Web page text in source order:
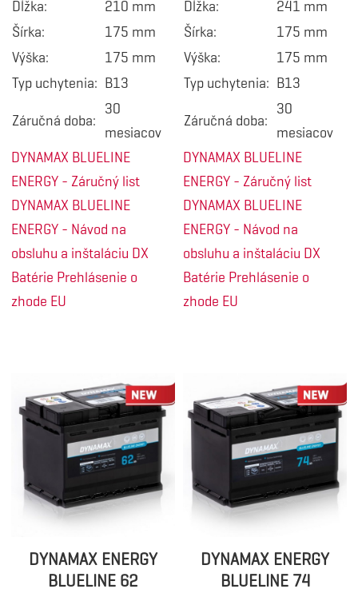
Dĺžka:
210 mm
Šírka:
175 mm
Výška:
175 mm
Typ uchytenia: B13
Záručná doba:
30
mesiacov
DYNAMAX BLUELINE
ENERGY - Záručný list
DYNAMAX BLUELINE
ENERGY - Návod na
obsluhu a inštaláciu DX
Batérie Prehlásenie o
zhode EU
Dĺžka:
241 mm
Šírka:
175 mm
Výška:
175 mm
Typ uchytenia: B13
Záručná doba:
30
mesiacov
DYNAMAX BLUELINE
ENERGY - Záručný list
DYNAMAX BLUELINE
ENERGY - Návod na
obsluhu a inštaláciu DX
Batérie Prehlásenie o
zhode EU
DYNAMAX ENERGY
BLUELINE 62
DYNAMAX ENERGY
BLUELINE 74